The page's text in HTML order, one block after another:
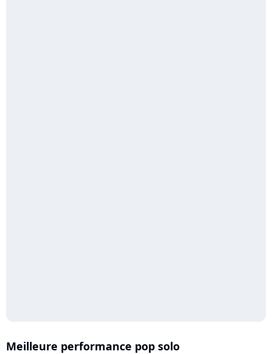
Meilleure performance pop solo